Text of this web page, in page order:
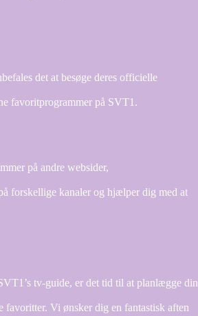
det at besøge deres officielle
favoritprogrammer på SVT1.
på andre websider,
forskellige kanaler og hjælper dig med at
tv-guide, er det tid til at planlægge din
Vi ønsker dig en fantastisk aften